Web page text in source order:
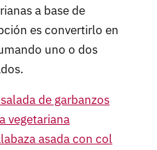
a base de
es convertirlo en
uno o dos
de garbanzos
vegetariana
asada con col